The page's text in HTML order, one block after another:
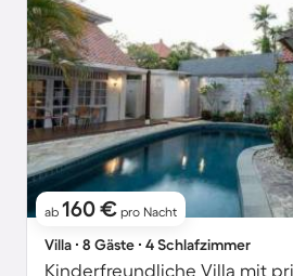
ab 160 € pro Nacht
Villa ∙ 8 Gäste ∙ 4 Schlafzimmer